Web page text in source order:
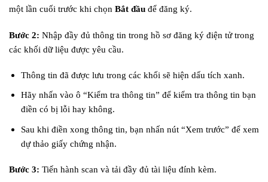
một lần cuối trước khi chọn Bắt đầu để đăng ký.
Bước 2: Nhập đầy đủ thông tin trong hồ sơ đăng ký điện tử trong
các khối dữ liệu được yêu cầu.
Thông tin đã được lưu trong các khối sẽ hiện dấu tích xanh.
Hãy nhấn vào ô “Kiểm tra thông tin” để kiểm tra thông tin bạn
điền có bị lỗi hay không.
Sau khi điền xong thông tin, bạn nhấn nút “Xem trước” để xem
dự thảo giấy chứng nhận.
Bước 3: Tiến hành scan và tải đầy đủ tài liệu đính kèm.